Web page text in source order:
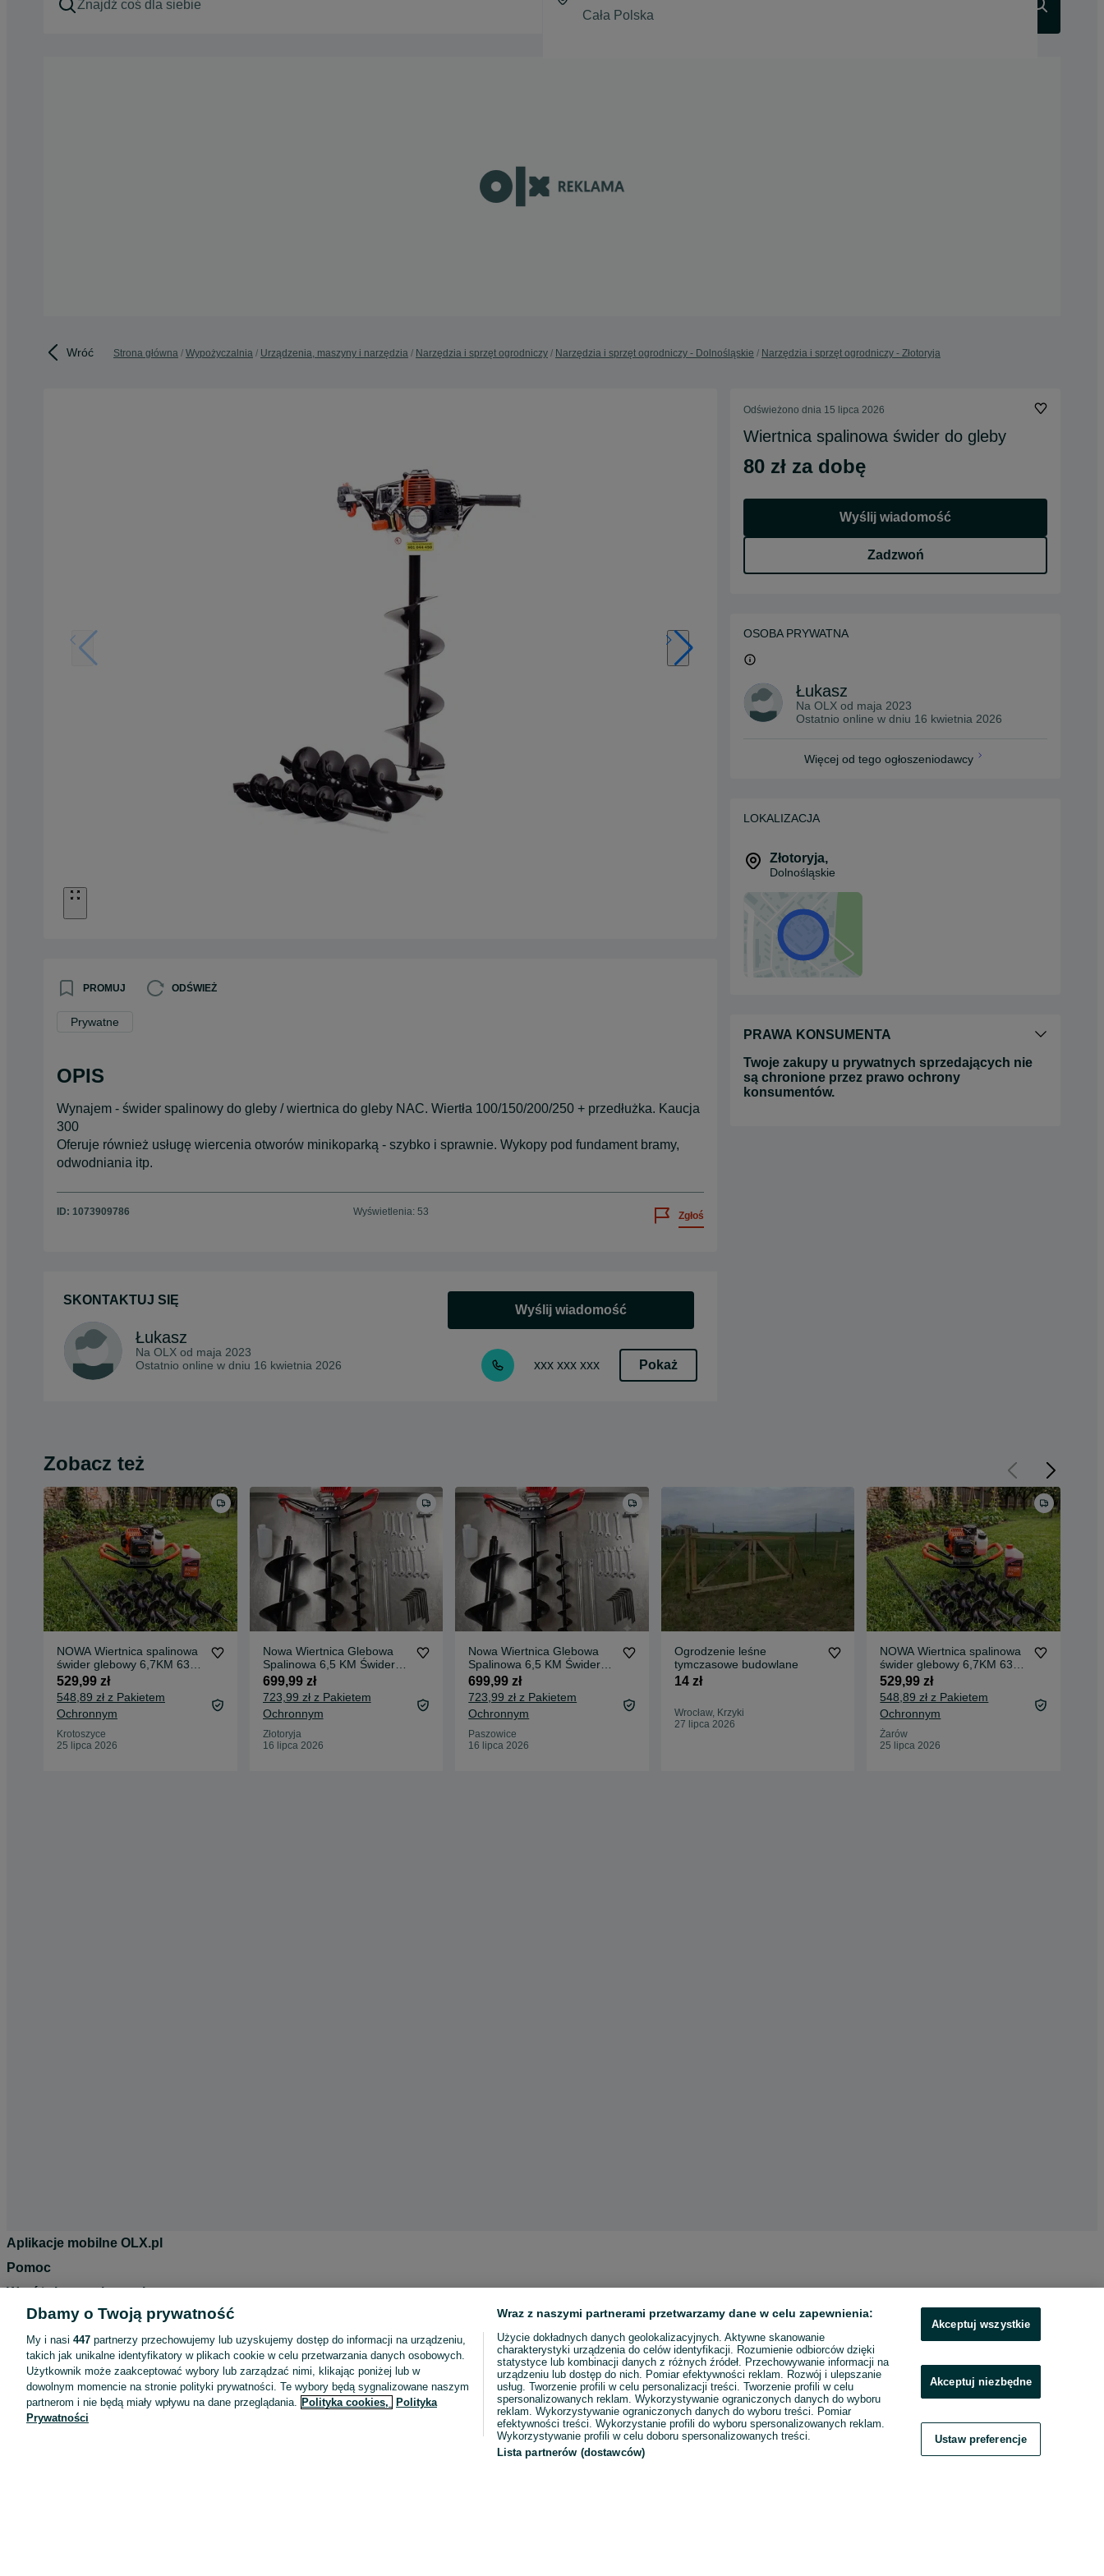
Wróć Strona główna Wypożyczalnia Urządzenia, maszyny i narzędzia Narzędzia i sprzęt ogrodniczy Narzędzia i sprzęt ogrodniczy - Dolnośląskie Narzędzia i sprzęt ogrodniczy - Złotoryja
PROMUJ ODŚWIEŻ
Prywatne
OPIS
Wynajem - świder spalinowy do gleby / wiertnica do gleby NAC. Wiertła 100/150/200/250 + przedłużka. Kaucja
300
Oferuje również usługę wiercenia otworów minikoparką - szybko i sprawnie. Wykopy pod fundament bramy,
odwodniania itp.
ID: 1073909786 Wyświetlenia: 53 Zgłoś
SKONTAKTUJ SIĘ
Łukasz
Na OLX od maja 2023
Ostatnio online w dniu 16 kwietnia 2026
Wyślij wiadomość
xxx xxx xxx Pokaż
Odświeżono dnia 15 lipca 2026
Wiertnica spalinowa świder do gleby
80 zł za dobę
Wyślij wiadomość
Zadzwoń
OSOBA PRYWATNA
Łukasz
Na OLX od maja 2023
Ostatnio online w dniu 16 kwietnia 2026
Więcej od tego ogłoszeniodawcy
LOKALIZACJA
Złotoryja,
Dolnośląskie
PRAWA KONSUMENTA
Twoje zakupy u prywatnych sprzedających nie
są chronione przez prawo ochrony
konsumentów.
Zobacz też
NOWA Wiertnica spalinowa
świder glebowy 6,7KM 63cc
3 wiertła 100 150 200mm
przedłużka 50cm olej 500ml
529,99 zł
548,89 zł z Pakietem
Ochronnym
Krotoszyce
25 lipca 2026
Nowa Wiertnica Glebowa
Spalinowa 6,5 KM Świder
100 200 300 mm
Przedłużka 50 cm Zestaw
do Gleby 100 cm
699,99 zł
723,99 zł z Pakietem
Ochronnym
Złotoryja
16 lipca 2026
Nowa Wiertnica Glebowa
Spalinowa 6,5 KM Świder
100 200 300 mm
Przedłużka 50 cm Zestaw
do Gleby 100 cm
699,99 zł
723,99 zł z Pakietem
Ochronnym
Paszowice
16 lipca 2026
Ogrodzenie leśne
tymczasowe budowlane
14 zł
Wrocław, Krzyki
27 lipca 2026
NOWA Wiertnica spalinowa
świder glebowy 6,7KM 63cc
3 wiertła 100 150 200mm
przedłużka 50cm olej 500ml
529,99 zł
548,89 zł z Pakietem
Ochronnym
Żarów
25 lipca 2026
Aplikacje mobilne OLX.pl
Pomoc
Wyróżnione ogłoszenia
Oferta dla firm
Blog
Regulamin
Polityka prywatności
Reklama
Dbamy o Twoją prywatność
My i nasi 447 partnerzy przechowujemy lub uzyskujemy dostęp do informacji na urządzeniu,
takich jak unikalne identyfikatory w plikach cookie w celu przetwarzania danych osobowych.
Użytkownik może zaakceptować wybory lub zarządzać nimi, klikając poniżej lub w
dowolnym momencie na stronie polityki prywatności. Te wybory będą sygnalizowane naszym
partnerom i nie będą miały wpływu na dane przeglądania. Polityka cookies,
Polityka
Prywatności
Wraz z naszymi partnerami przetwarzamy dane w celu zapewnienia:
Użycie dokładnych danych geolokalizacyjnych. Aktywne skanowanie
charakterystyki urządzenia do celów identyfikacji. Rozumienie odbiorców dzięki
statystyce lub kombinacji danych z różnych źródeł. Przechowywanie informacji na
urządzeniu lub dostęp do nich. Pomiar efektywności reklam. Rozwój i ulepszanie
usług. Tworzenie profili w celu personalizacji treści. Tworzenie profili w celu
spersonalizowanych reklam. Wykorzystywanie ograniczonych danych do wyboru
reklam. Wykorzystywanie ograniczonych danych do wyboru treści. Pomiar
efektywności treści. Wykorzystanie profili do wyboru spersonalizowanych reklam.
Wykorzystywanie profili w celu doboru spersonalizowanych treści.
Lista partnerów (dostawców)
Akceptuj wszystkie
Akceptuj niezbędne
Ustaw preferencje